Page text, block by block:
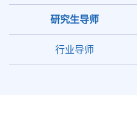
研究生导师
行业导师